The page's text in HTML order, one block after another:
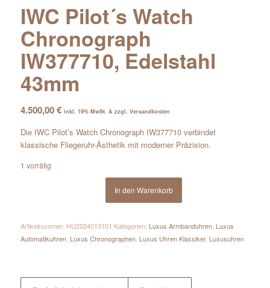
IWC Pilot´s Watch
Chronograph
IW377710, Edelstahl
43mm
4.500,00€ inkl. 19% MwSt. & zzgl. Versandkosten
Die IWC Pilot’s Watch Chronograph IW377710 verbindet
klassische Fliegeruhr-Ästhetik mit moderner Präzision.
1 vorrätig
In den Warenkorb
Artikelnummer: HU2024013101 Kategorien: Luxus Armbanduhren, Luxus
Automatikuhren, Luxus Chronographen, Luxus Uhren Klassiker, Luxusuhren